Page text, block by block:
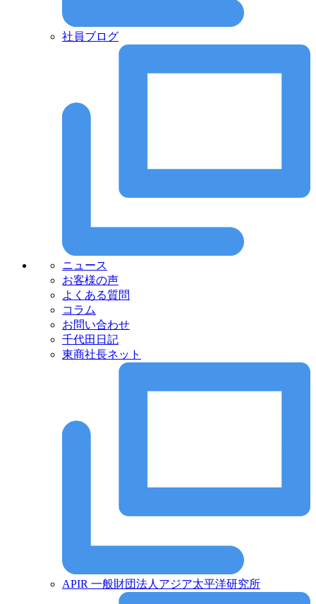
社員ブログ
ニュース
お客様の声
よくある質問
コラム
お問い合わせ
千代田日記
東商社長ネット
APIR 一般財団法人アジア太平洋研究所